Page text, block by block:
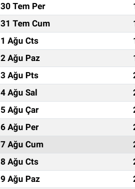
30 Tem Per
31 Tem Cum
1 Ağu Cts
2 Ağu Paz
3 Ağu Pts
4 Ağu Sal
5 Ağu Çar
6 Ağu Per
7 Ağu Cum
8 Ağu Cts
9 Ağu Paz